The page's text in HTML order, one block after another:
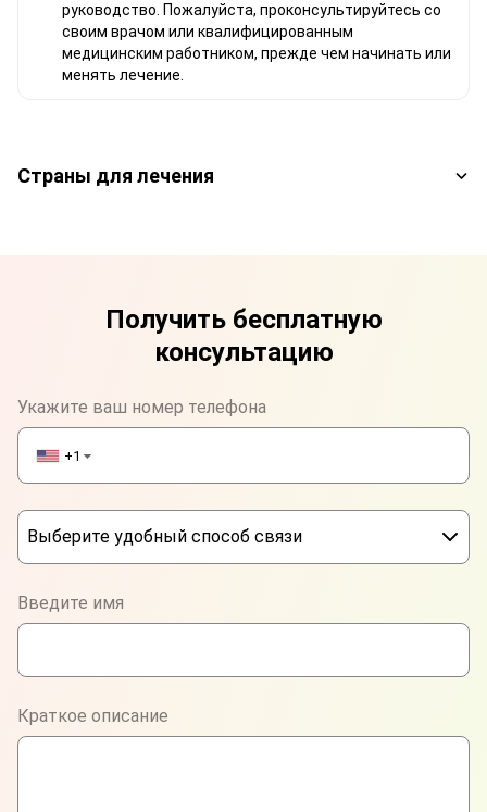
руководство. Пожалуйста, проконсультируйтесь со
своим врачом или квалифицированным
медицинским работником, прежде чем начинать или
менять лечение.
Страны для лечения
Получить бесплатную
консультацию
Укажите ваш номер телефона
+1 ▼
Выберите удобный способ связи
WhatsApp
Viber
Telegram
Введите имя
Краткое описание